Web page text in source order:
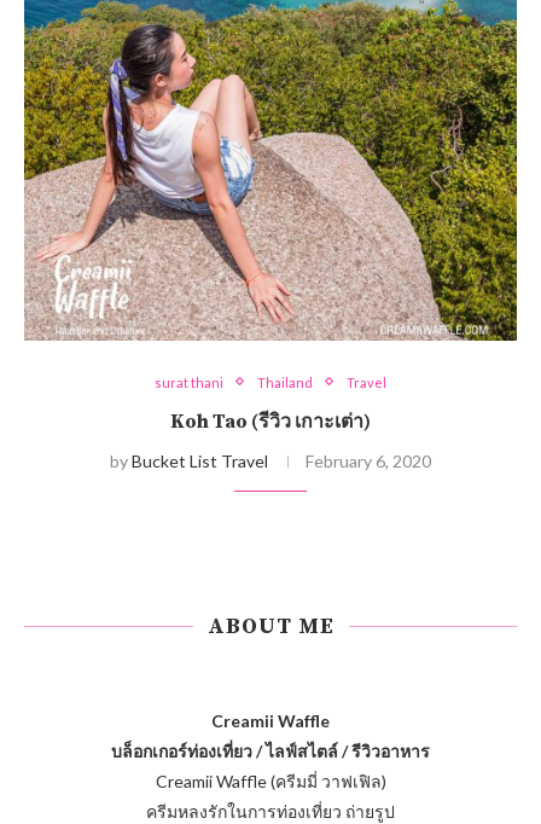
surat thani Thailand Travel
Koh Tao (รีวิว เกาะเต่า)
byBucket List Travel February 6, 2020
ABOUT ME
Creamii Waffle
บล็อกเกอร์ท่องเที่ยว / ไลฟ์สไตล์ / รีวิวอาหาร
Creamii Waffle (ครีมมี่ วาฟเฟิล)
ครีมหลงรักในการท่องเที่ยว ถ่ายรูป